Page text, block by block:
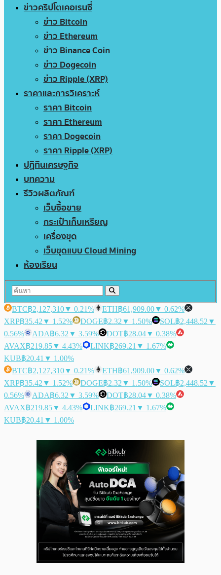
ข่าวคริปโตเคอเรนซี่
ข่าว Bitcoin
ข่าว Ethereum
ข่าว Binance Coin
ข่าว Dogecoin
ข่าว Ripple (XRP)
ราคาและการวิเคราะห์
ราคา Bitcoin
ราคา Ethereum
ราคา Dogecoin
ราคา Ripple (XRP)
ปฏิทินเศรษฐกิจ
บทความ
รีวิวผลิตภัณฑ์
เว็บซื้อขาย
กระเป๋าเก็บเหรียญ
เครื่องขุด
เว็บขุดแบบ Cloud Mining
ห้องเรียน
BTC฿2,127,310▼ 0.21% ETH฿61,909.00▼ 0.62%
XRP฿35.42 ▼ 1.52% DOGE฿2.32 ▼ 1.50% SOL฿2,448.52 ▼
0.56%
ADA฿6.32 ▼ 3.59% DOT฿28.04▼ 0.38%
AVAX฿219.85▼ 4.43% LINK฿269.21 ▼ 1.67%
KUB฿20.41 ▼ 1.00%
BTC฿2,127,310▼ 0.21% ETH฿61,909.00▼ 0.62%
XRP฿35.42 ▼ 1.52% DOGE฿2.32 ▼ 1.50% SOL฿2,448.52 ▼
0.56%
ADA฿6.32 ▼ 3.59% DOT฿28.04▼ 0.38%
AVAX฿219.85▼ 4.43% LINK฿269.21 ▼ 1.67%
KUB฿20.41 ▼ 1.00%